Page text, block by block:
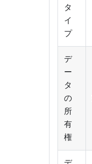
タ
イ
プ
デ
ー
タ
の
所
有
権